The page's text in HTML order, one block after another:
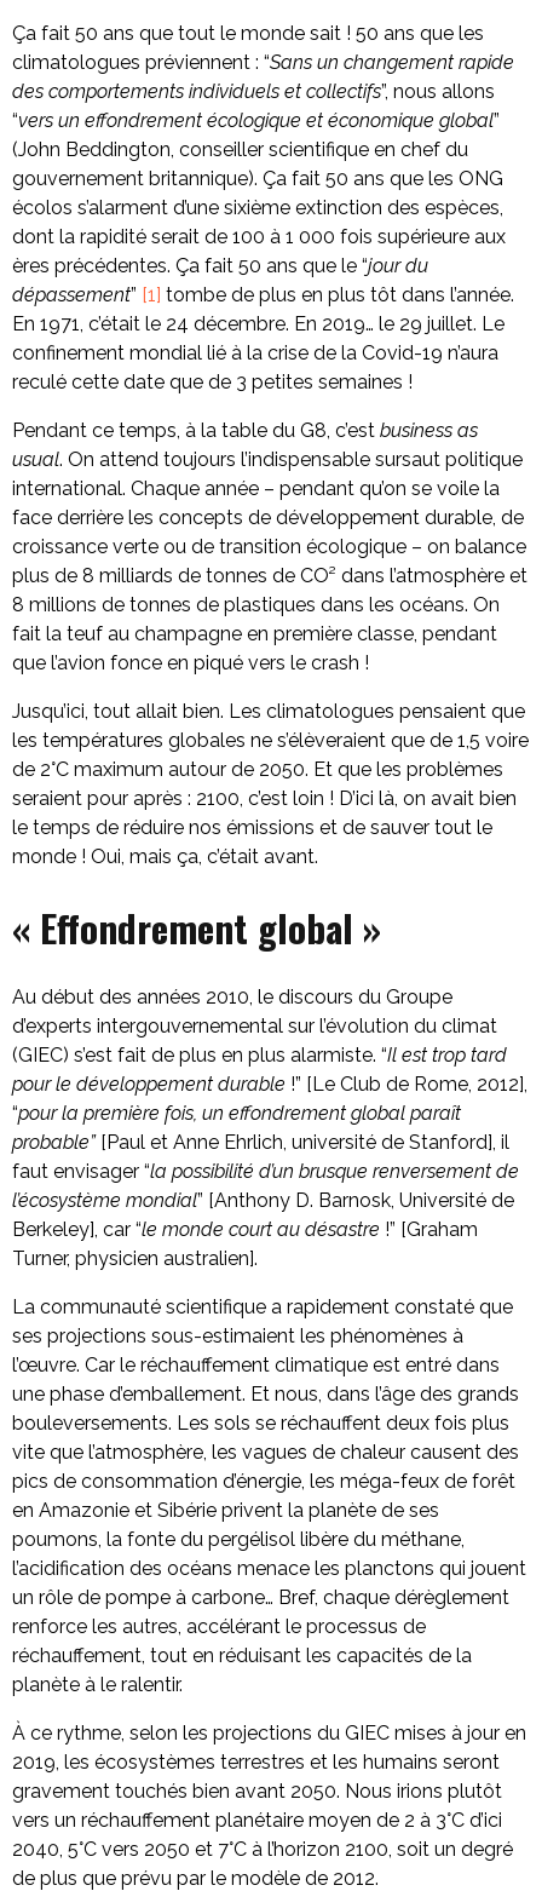
Ça fait 50 ans que tout le monde sait ! 50 ans que les
climatologues préviennent : “Sans un changement rapide
des comportements individuels et collectifs”, nous allons
“vers un effondrement écologique et économique global”
(John Beddington, conseiller scientifique en chef du
gouvernement britannique). Ça fait 50 ans que les ONG
écolos s’alarment d’une sixième extinction des espèces,
dont la rapidité serait de 100 à 1 000 fois supérieure aux
ères précédentes. Ça fait 50 ans que le “jour du
dépassement” [1] tombe de plus en plus tôt dans l’année.
En 1971, c’était le 24 décembre. En 2019… le 29 juillet. Le
confinement mondial lié à la crise de la Covid-19 n’aura
reculé cette date que de 3 petites semaines !
Pendant ce temps, à la table du G8, c’est business as
usual. On attend toujours l’indispensable sursaut politique
international. Chaque année – pendant qu’on se voile la
face derrière les concepts de développement durable, de
croissance verte ou de transition écologique – on balance
plus de 8 milliards de tonnes de CO² dans l’atmosphère et
8 millions de tonnes de plastiques dans les océans. On
fait la teuf au champagne en première classe, pendant
que l’avion fonce en piqué vers le crash !
Jusqu’ici, tout allait bien. Les climatologues pensaient que
les températures globales ne s’élèveraient que de 1,5 voire
de 2°C maximum autour de 2050. Et que les problèmes
seraient pour après : 2100, c’est loin ! D’ici là, on avait bien
le temps de réduire nos émissions et de sauver tout le
monde ! Oui, mais ça, c’était avant.
« Effondrement global »
Au début des années 2010, le discours du Groupe
d’experts intergouvernemental sur l’évolution du climat
(GIEC) s’est fait de plus en plus alarmiste. “Il est trop tard
pour le développement durable !” [Le Club de Rome, 2012],
“pour la première fois, un effondrement global paraît
probable”[Paul et Anne Ehrlich, université de Stanford], il
faut envisager “la possibilité d’un brusque renversement de
l’écosystème mondial” [Anthony D. Barnosk, Université de
Berkeley], car “le monde court au désastre !” [Graham
Turner, physicien australien].
La communauté scientifique a rapidement constaté que
ses projections sous-estimaient les phénomènes à
l’œuvre. Car le réchauffement climatique est entré dans
une phase d’emballement. Et nous, dans l’âge des grands
bouleversements. Les sols se réchauffent deux fois plus
vite que l’atmosphère, les vagues de chaleur causent des
pics de consommation d’énergie, les méga-feux de forêt
en Amazonie et Sibérie privent la planète de ses
poumons, la fonte du pergélisol libère du méthane,
l’acidification des océans menace les planctons qui jouent
un rôle de pompe à carbone… Bref, chaque dérèglement
renforce les autres, accélérant le processus de
réchauffement, tout en réduisant les capacités de la
planète à le ralentir.
À ce rythme, selon les projections du GIEC mises à jour en
2019, les écosystèmes terrestres et les humains seront
gravement touchés bien avant 2050. Nous irions plutôt
vers un réchauffement planétaire moyen de 2 à 3°C d’ici
2040, 5°C vers 2050 et 7°C à l’horizon 2100, soit un degré
de plus que prévu par le modèle de 2012.